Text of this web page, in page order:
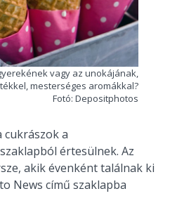
vagy az unokájának,
mesterséges aromákkal?
Fotó: Depositphotos
cukrászok a
értesülnek. Az
akik évenként találnak ki
News című szaklapba